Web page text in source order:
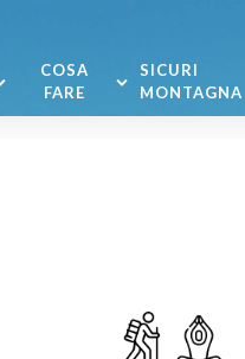
COSA
FARE
MONTAGNA